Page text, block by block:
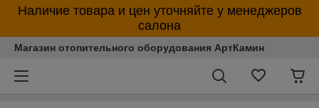
Наличие товара и цен уточняйте у менеджеров
салона
Магазин отопительного оборудования АртКамин